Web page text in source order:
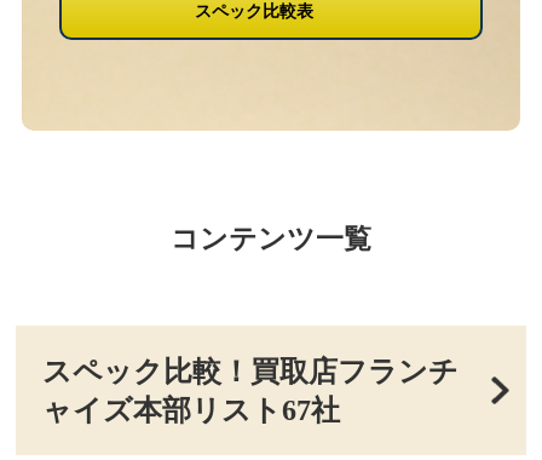
スペック比較表
コンテンツ一覧
スペック比較！買取店フランチ
ャイズ本部リスト67社